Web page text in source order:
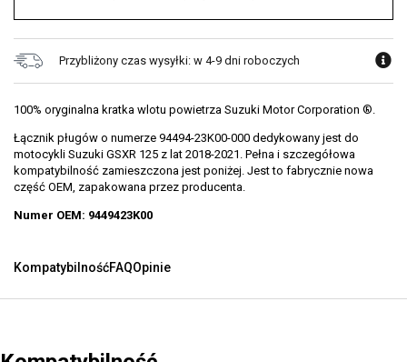
Przybliżony czas wysyłki: w 4-9 dni roboczych
100% oryginalna kratka wlotu powietrza Suzuki Motor Corporation ®.
Łącznik pługów o numerze 94494-23K00-000 dedykowany jest do
motocykli Suzuki GSXR 125 z lat 2018-2021. Pełna i szczegółowa
kompatybilność zamieszczona jest poniżej. Jest to fabrycznie nowa
część OEM, zapakowana przez producenta.
Numer OEM: 9449423K00
KompatybilnośćFAQOpinie